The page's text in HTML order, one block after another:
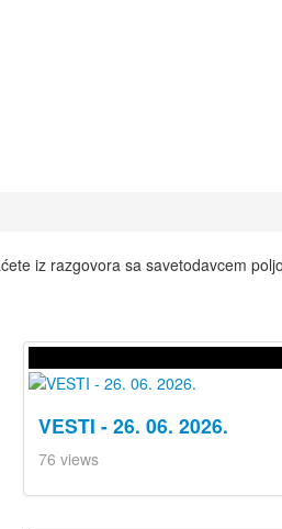
iz razgovora sa savetodavcem
VESTI - 26. 06. 2026.
76 views